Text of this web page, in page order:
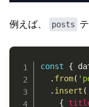
例えば、 posts
const {
. from(
. insert (
{